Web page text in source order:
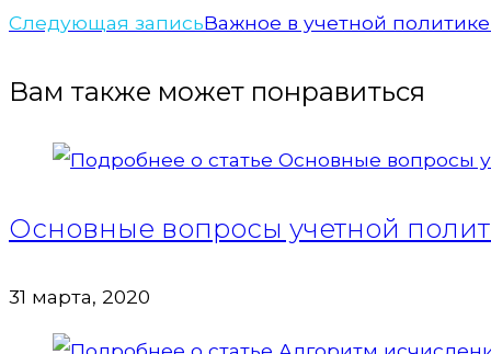
Следующая записьВажное в учетной политике
Вам также может понравиться
Основные вопросы учетной
31 марта, 2020